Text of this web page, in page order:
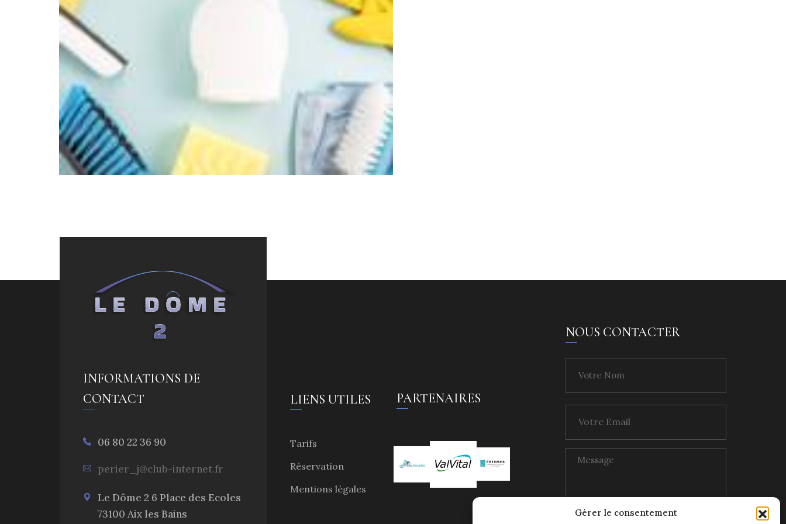
Gérer le consentement
INFORMATIONS DE
CONTACT
06 80 22 36 90
perier_j@club-internet.fr
Le Dôme 2 6 Place des Ecoles
73100 Aix les Bains
LIENS UTILES
Tarifs
Réservation
Mentions légales
PARTENAIRES
NOUS CONTACTER